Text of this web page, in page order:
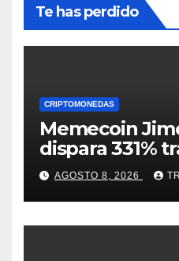
Te has perdido
CRIPTOMONEDAS
Memecoin
dispara 331%
Elon Musk
mapache
AGOSTO 8, 2026